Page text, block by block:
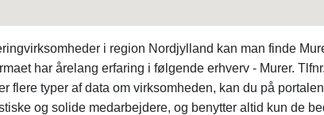
i region Nordjylland kan man finde
har årelang erfaring i følgende erhverv - Murer.
flere typer af data om virksomheden, kan du på portalen
og solide medarbejdere, og benytter altid kun de